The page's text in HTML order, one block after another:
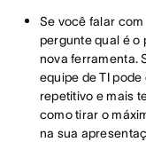
Se você falar
pergunte qual é o
nova ferramenta.
equipe de TI
repetitivo e mais
como tirar o
na sua